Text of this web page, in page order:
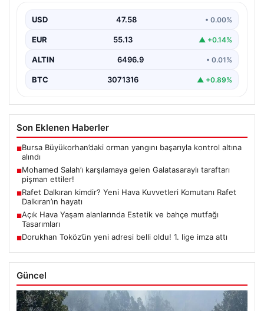
USD 47.58 • 0.00%
EUR 55.13 ▲ +0.14%
ALTIN 6496.9 • 0.01%
BTC 3071316 ▲ +0.89%
Son Eklenen Haberler
■Bursa Büyükorhan’daki orman yangını başarıyla kontrol altına
alındı
■Mohamed Salah’ı karşılamaya gelen Galatasaraylı taraftarı
pişman ettiler!
■Rafet Dalkıran kimdir? Yeni Hava Kuvvetleri Komutanı Rafet
Dalkıran’ın hayatı
■Açık Hava Yaşam alanlarında Estetik ve bahçe mutfağı
Tasarımları
■Dorukhan Toköz’ün yeni adresi belli oldu! 1. lige imza attı
Güncel